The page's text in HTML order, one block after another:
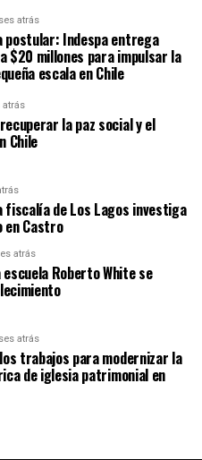
atrás
postular: Indespa entrega
$20 millones para impulsar la
escala en Chile
atrás
la paz social y el
Chile
fiscalía de Los Lagos investiga
en Castro
atrás
Roberto White se
atrás
trabajos para modernizar la
de iglesia patrimonial en